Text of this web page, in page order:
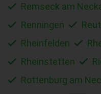
Remseck am
Renningen
Rheinfelden
Rheinstetten
Rottenburg am